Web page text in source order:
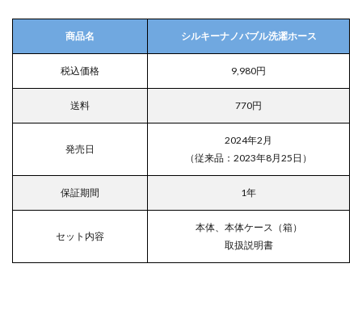
商品名 シルキーナノバブル洗濯ホース
税込価格 9,980円
送料 770円
発売日
2024年2月
（従来品：2023年8月25日）
保証期間 1年
セット内容
本体、本体ケース（箱）
取扱説明書